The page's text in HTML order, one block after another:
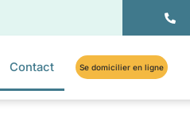
Contact Se domicilier en ligne